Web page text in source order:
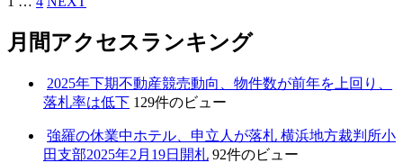
月間アクセスランキング
2025年下期不動産競売動向、物件数が前年を上回り、
落札率は低下 129件のビュー
強羅の休業中ホテル、申立人が落札 横浜地方裁判所小
田支部2025年2月19日開札 92件のビュー